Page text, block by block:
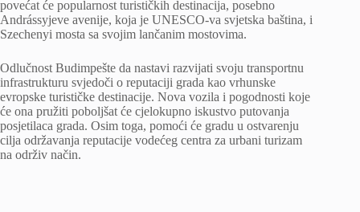
povećat će popularnost turističkih destinacija, posebno
Andrássyjeve avenije, koja je UNESCO-va svjetska baština, i
Szechenyi mosta sa svojim lančanim mostovima.
Odlučnost Budimpešte da nastavi razvijati svoju transportnu
infrastrukturu svjedoči o reputaciji grada kao vrhunske
evropske turističke destinacije. Nova vozila i pogodnosti koje
će ona pružiti poboljšat će cjelokupno iskustvo putovanja
posjetilaca grada. Osim toga, pomoći će gradu u ostvarenju
cilja održavanja reputacije vodećeg centra za urbani turizam
na održiv način.